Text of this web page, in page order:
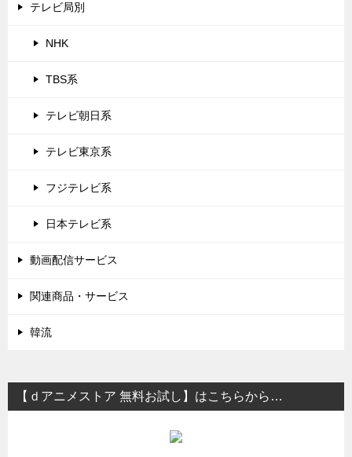
テレビ局別
NHK
TBS系
テレビ朝日系
テレビ東京系
フジテレビ系
日本テレビ系
動画配信サービス
関連商品・サービス
韓流
【ｄアニメストア 無料お試し】はこちらから…